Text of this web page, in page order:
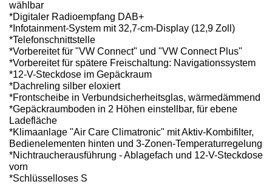
wählbar
*Digitaler Radioempfang DAB+
*Infotainment-System mit 32,7-cm-Display (12,9 Zoll)
*Telefonschnittstelle
*Vorbereitet für "VW Connect" und "VW Connect Plus"
*Vorbereitet für spätere Freischaltung: Navigationssystem
*12-V-Steckdose im Gepäckraum
*Dachreling silber eloxiert
*Frontscheibe in Verbundsicherheitsglas, wärmedämmend
*Gepäckraumboden in 2 Höhen einstellbar, für ebene
Ladefläche
*Klimaanlage "Air Care Climatronic" mit Aktiv-Kombifilter,
Bedienelementen hinten und 3-Zonen-Temperaturregelung
*Nichtraucherausführung - Ablagefach und 12-V-Steckdose
vorn
*Schlüsselloses S